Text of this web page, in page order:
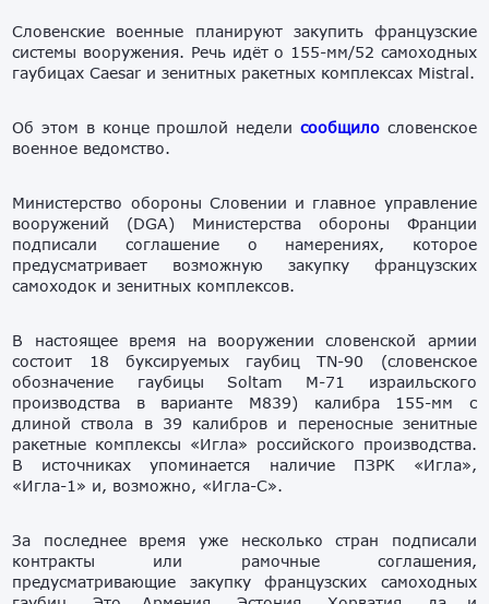
Словенские военные планируют закупить французские
системы вооружения. Речь идёт о 155-мм/52 самоходных
гаубицах Caesar и зенитных ракетных комплексах Mistral.
Об этом в конце прошлой недели сообщило словенское
военное ведомство.
Министерство обороны Словении и главное управление
вооружений (DGA) Министерства обороны Франции
подписали соглашение о намерениях, которое
предусматривает возможную закупку французских
самоходок и зенитных комплексов.
В настоящее время на вооружении словенской армии
состоит 18 буксируемых гаубиц TN-90 (словенское
обозначение гаубицы Soltam M-71 израильского
производства в варианте M839) калибра 155-мм с
длиной ствола в 39 калибров и переносные зенитные
ракетные комплексы «Игла» российского производства.
В источниках упоминается наличие ПЗРК «Игла»,
«Игла-1» и, возможно, «Игла-С».
За последнее время уже несколько стран подписали
контракты или рамочные соглашения,
предусматривающие закупку французских самоходных